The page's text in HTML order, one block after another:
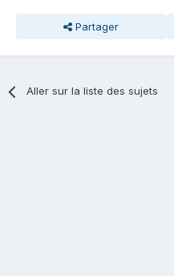
Partager
Aller sur la liste des sujets